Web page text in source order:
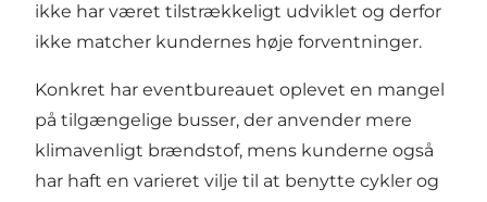
ikke har været tilstrækkeligt udviklet og derfor
ikke matcher kundernes høje forventninger.
Konkret har eventbureauet oplevet en mangel
på tilgængelige busser, der anvender mere
klimavenligt brændstof, mens kunderne også
har haft en varieret vilje til at benytte cykler og